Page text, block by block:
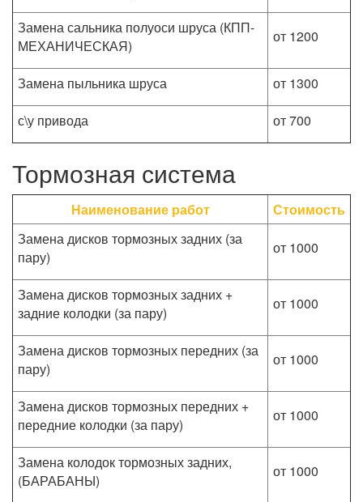
Замена сальника полуоси шруса (КПП-
МЕХАНИЧЕСКАЯ)
от 1200
Замена пыльника шруса
от 1300
с\у привода
от 700
Тормозная система
Наименование работ
Стоимость
Замена дисков тормозных задних (за
пару)
от 1000
Замена дисков тормозных задних +
задние колодки (за пару)
от 1000
Замена дисков тормозных передних (за
пару)
от 1000
Замена дисков тормозных передних +
передние колодки (за пару)
от 1000
Замена колодок тормозных задних,
(БАРАБАНЫ)
от 1000